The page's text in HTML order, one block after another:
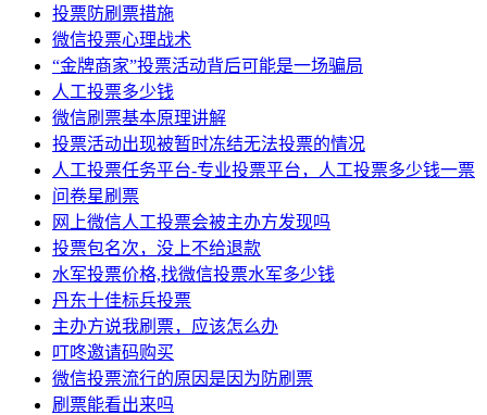
投票防刷票措施
微信投票心理战术
“金牌商家”投票活动背后可能是一场骗局
人工投票多少钱
微信刷票基本原理讲解
投票活动出现被暂时冻结无法投票的情况
人工投票任务平台-专业投票平台，人工投票多少钱一票
问卷星刷票
网上微信人工投票会被主办方发现吗
投票包名次，没上不给退款
水军投票价格,找微信投票水军多少钱
丹东十佳标兵投票
主办方说我刷票，应该怎么办
叮咚邀请码购买
微信投票流行的原因是因为防刷票
刷票能看出来吗